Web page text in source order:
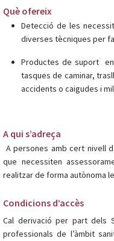
Què ofereix
Detecció de les
diverses tècniques per
Productes de suport
tasques de caminar,
accidents o caigudes i
A qui s’adreça
A persones amb cert nivell
que necessiten
realitzar de forma autònoma
Condicions d’accès
Cal derivació per part dels
professionals de l’àmbit